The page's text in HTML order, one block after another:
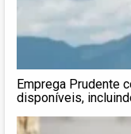
Emprega Prudente
disponíveis,